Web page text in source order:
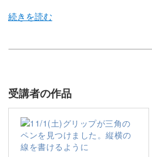
そんなとき「丁寧に書いたつも
「バランスが悪くて読みにくい
せんか？
受講者の作品